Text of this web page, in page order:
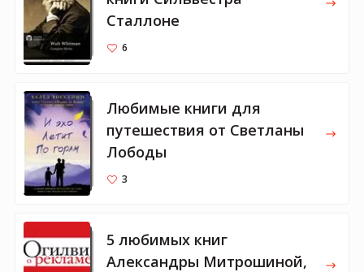
Сталлоне
6
Любимые книги для
путешествия от Светланы
Лободы
3
5 любимых книг
Александры Митрошиной,